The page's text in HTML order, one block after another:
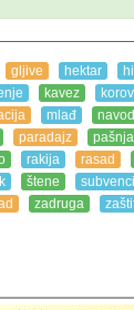
gljive hektar
kavez korov
mlađ
paradajz
rakija rasad
štene
zadruga